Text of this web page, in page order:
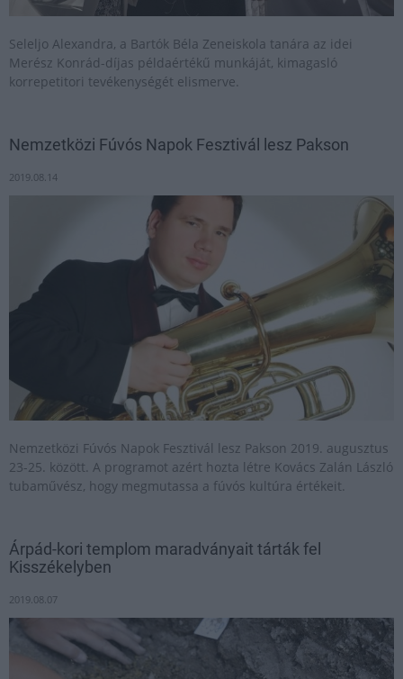
Seleljo Alexandra, a Bartók Béla Zeneiskola tanára az idei
Merész Konrád-díjas példaértékű munkáját, kimagasló
korrepetitori tevékenységét elismerve.
Nemzetközi Fúvós Napok Fesztivál lesz Pakson
2019.08.14
Nemzetközi Fúvós Napok Fesztivál lesz Pakson 2019. augusztus
23-25. között. A programot azért hozta létre Kovács Zalán László
tubaművész, hogy megmutassa a fúvós kultúra értékeit.
Árpád-kori templom maradványait tárták fel
Kisszékelyben
2019.08.07